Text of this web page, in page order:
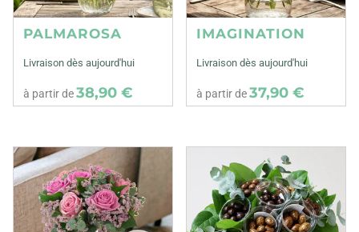
PALMAROSA
Livraison dès aujourd'hui
à partir de38,90 €
IMAGINATION
Livraison dès aujourd'hui
à partir de37,90 €